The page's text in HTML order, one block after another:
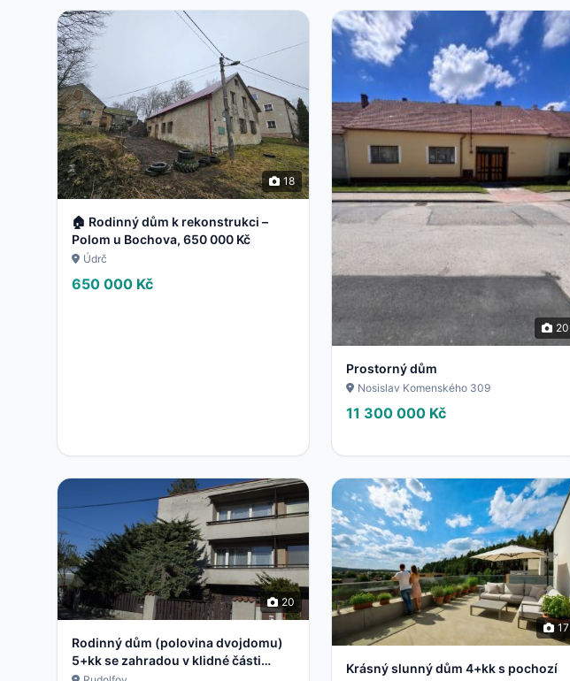
18
🏠 Rodinný dům k rekonstrukci –
Polom u Bochova, 650 000 Kč
Údrč
650 000 Kč
20
Prostorný dům
Nosislav Komenského 309
11 300 000 Kč
20
Rodinný dům (polovina dvojdomu)
5+kk se zahradou v klidné části
Rudolfova u Českých Budějovic
17
Krásný slunný dům 4+kk s pochozí